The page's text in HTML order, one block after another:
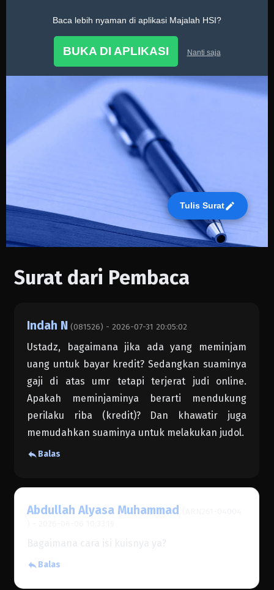
Baca lebih nyaman di aplikasi Majalah HSI?
BUKA DI APLIKASI Nanti saja
Surat Pembaca
Tulis Surat